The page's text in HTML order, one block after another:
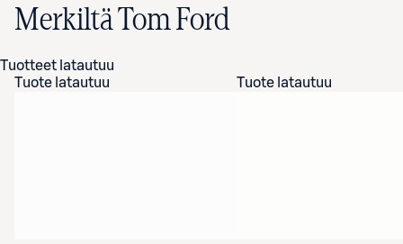
Merkiltä Tom Ford
Tuotteet latautuu
Tuote latautuu
Tuote latautuu